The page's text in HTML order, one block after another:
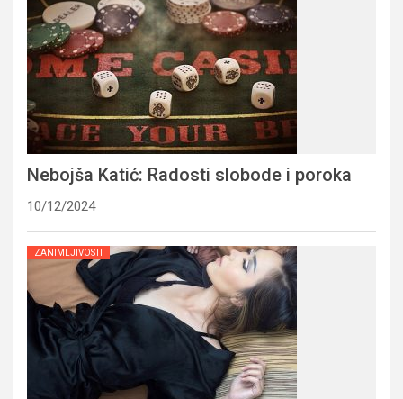
Nebojša Katić: Radosti slobode i poroka
10/12/2024
ZANIMLJIVOSTI